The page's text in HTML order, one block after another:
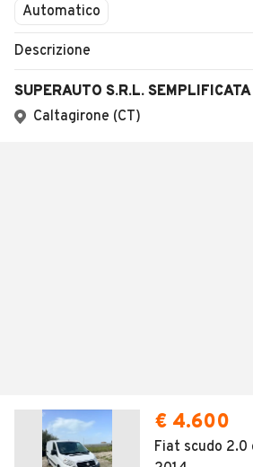
Automatico
Descrizione
SUPERAUTO S.R.L. SEMPLIFICATA
Caltagirone (CT)
€ 4.600
Fiat scudo 2.0